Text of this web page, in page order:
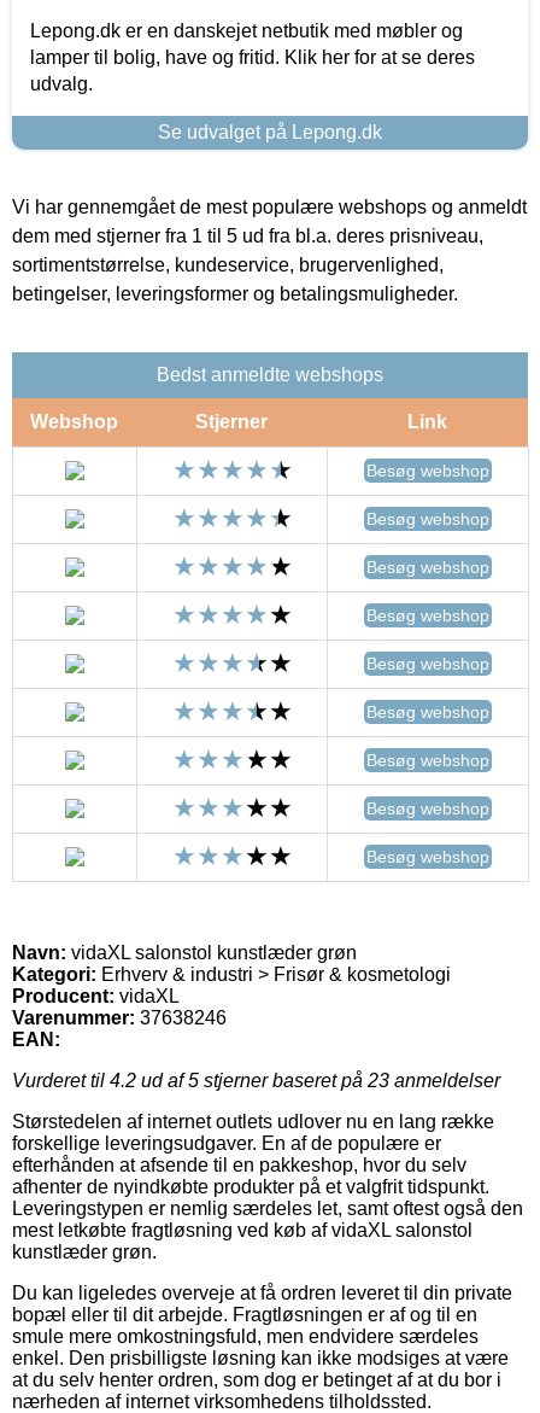
Lepong.dk er en danskejet netbutik med møbler og
lamper til bolig, have og fritid. Klik her for at se deres
udvalg.
Se udvalget på Lepong.dk
Vi har gennemgået de mest populære webshops og anmeldt
dem med stjerner fra 1 til 5 ud fra bl.a. deres prisniveau,
sortimentstørrelse, kundeservice, brugervenlighed,
betingelser, leveringsformer og betalingsmuligheder.
Bedst anmeldte webshops
Webshop Stjerner Link
Besøg webshop
Besøg webshop
Besøg webshop
Besøg webshop
Besøg webshop
Besøg webshop
Besøg webshop
Besøg webshop
Besøg webshop
Navn: vidaXL salonstol kunstlæder grøn
Kategori: Erhverv & industri > Frisør & kosmetologi
Producent: vidaXL
Varenummer: 37638246
EAN:
Vurderet til 4.2 ud af 5 stjerner baseret på 23 anmeldelser
Størstedelen af internet outlets udlover nu en lang række
forskellige leveringsudgaver. En af de populære er
efterhånden at afsende til en pakkeshop, hvor du selv
afhenter de nyindkøbte produkter på et valgfrit tidspunkt.
Leveringstypen er nemlig særdeles let, samt oftest også den
mest letkøbte fragtløsning ved køb af vidaXL salonstol
kunstlæder grøn.
Du kan ligeledes overveje at få ordren leveret til din private
bopæl eller til dit arbejde. Fragtløsningen er af og til en
smule mere omkostningsfuld, men endvidere særdeles
enkel. Den prisbilligste løsning kan ikke modsiges at være
at du selv henter ordren, som dog er betinget af at du bor i
nærheden af internet virksomhedens tilholdssted.